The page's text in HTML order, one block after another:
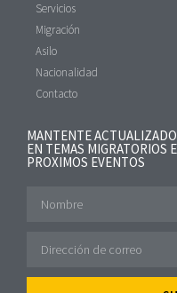
Servicios
Migración
Asilo
Nacionalidad
Contacto
MANTENTE
EN TEMAS MIGRATORIOS
PROXIMOS EVENTOS